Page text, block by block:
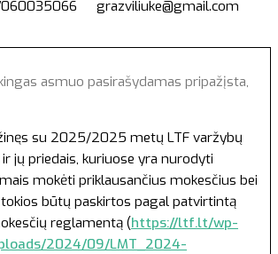
grazviliuke@gmail.com
asmuo pasirašydamas pripažįsta,
su 2025/2025 metų LTF varžybų
jų priedais, kuriuose yra nurodyti
mokėti priklausančius mokesčius bei
tokios būtų paskirtos pagal patvirtintą
reglamentą (https://ltf.lt/wp-
2024/09/LMT_2024-